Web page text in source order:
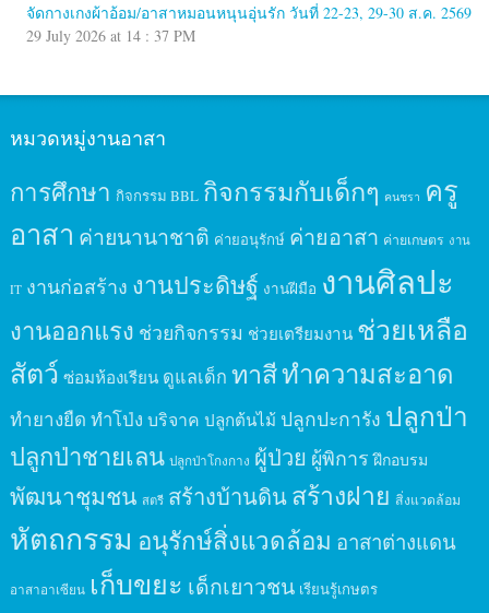
จัดกางเกงผ้าอ้อม/อาสาหมอนหนุนอุ่นรัก วันที่ 22-23, 29-30 ส.ค. 2569
29 July 2026 at 14 : 37 PM
หมวดหมู่งานอาสา
การศึกษา กิจกรรม BBL กิจกรรมกับเด็กๆ คนชรา ครู
อาสา ค่ายนานาชาติ ค่ายอนุรักษ์ ค่ายอาสา ค่ายเกษตร งาน
IT งานก่อสร้าง งานประดิษฐ์ งานฝีมือ งานศิลปะ
งานออกแรง ช่วยกิจกรรม ช่วยเตรียมงาน ช่วยเหลือ
สัตว์ ซ่อมห้องเรียน ดูแลเด็ก ทาสีทำความสะอาด
ทำยางยืด ทำโป่ง บริจาค ปลูกต้นไม้ ปลูกปะการัง ปลูกป่า
ปลูกป่าชายเลน ปลูกป่าโกงกาง ผู้ป่วย ผู้พิการ ฝึกอบรม
พัฒนาชุมชน สตรี สร้างบ้านดินสร้างฝาย สิ่งแวดล้อม
หัตถกรรม อนุรักษ์สิ่งแวดล้อม อาสาต่างแดน
อาสาอาเซียน เก็บขยะ เด็กเยาวชน เรียนรู้เกษตร